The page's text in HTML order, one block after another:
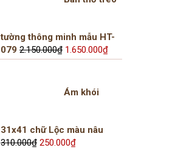
tường thông minh mẫu HT-
079 2.150.000₫ Giá
gốc
2.150.000₫.
1.650.000₫Giá
hiện
Ám khói
31x41 chữ Lộc màu nâu
310.000₫ Giá
250.000₫Giá